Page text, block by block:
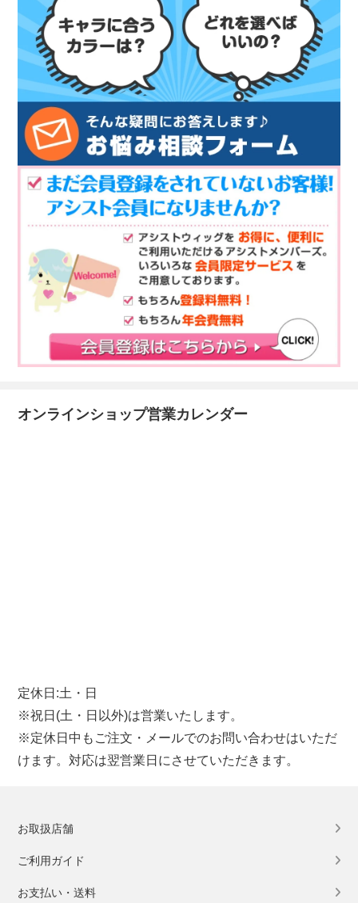
オンラインショップ営業カレンダー
定休日:土・日
※祝日(土・日以外)は営業いたします。
※定休日中もご注文・メールでのお問い合わせはいただ
けます。対応は翌営業日にさせていただきます。
お取扱店舗
ご利用ガイド
お支払い・送料